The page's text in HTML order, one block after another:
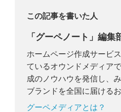
この記事を書いた人
「グーペノート」編集
ホームページ作成サービス
ているオウンドメディア
成のノウハウを発信し、
ブランドを全国に届ける
グーペメディアとは？